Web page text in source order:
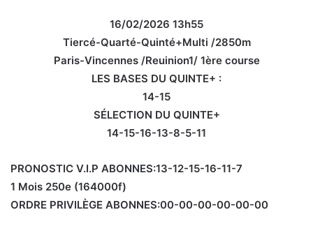
16/02/2026 13h55
Tiercé-Quarté-Quinté+Multi /2850m
Paris-Vincennes /Reuinion1/ 1ère course
LES BASES DU QUINTE+ :
14-15
SÉLECTION DU QUINTE+
14-15-16-13-8-5-11
PRONOSTIC V.I.P ABONNES:13-12-15-16-11-7
1 Mois 250e (164000f)
ORDRE PRIVILÈGE ABONNES:00-00-00-00-00-00